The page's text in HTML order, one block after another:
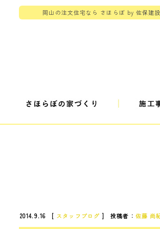
岡山の注文住宅なら さほらぼ by 佐保建
2014.9.16 [ スタッフブログ] 投稿者： 佐藤 尚